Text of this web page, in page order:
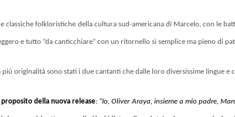
classiche folkloristiche della cultura sud-americana di Marcelo, con le
e tutto “da canticchiare” con un ritornello sì semplice ma pieno di
originalità sono stati i due cantanti che dalle loro diversissime lingue
del la nuova release: “Io, Oliver Araya, insieme a mio padre,